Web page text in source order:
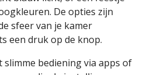
De opties zijn
sfeer van je kamer
een druk op de knop.
slimme bediening via apps of